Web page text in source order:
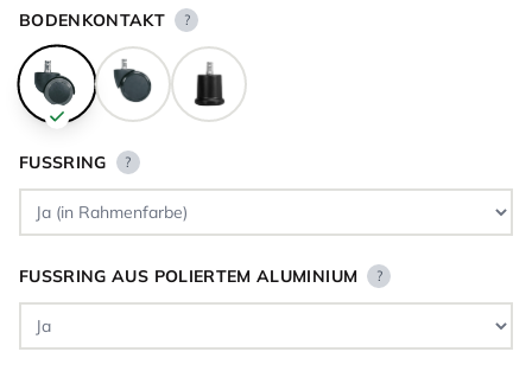
BODENKONTAKT ?
FUSSRING ?
FUSSRING AUS POLIERTEM ALUMINIUM ?